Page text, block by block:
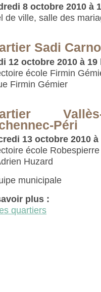
8 octobre 2010 à
de ville, salle des
Sadi
12 octobre 2010 à 19
école Firmin
Firmin Gémier
Péri
13 octobre 2010 à
école Robespierre
Huzard
municipale
plus :
quartiers